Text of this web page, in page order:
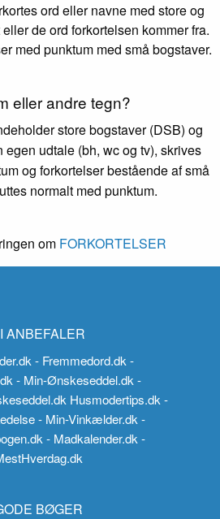
ord eller navne med store og
de ord forkortelsen kommer fra.
med punktum med små bogstaver.
eller andre tegn?
store bogstaver (DSB) og
egen udtale (bh, wc og tv), skrives
og forkortelser bestående af små
normalt med punktum.
om FORKORTELSER
ANBEFALER
- Fremmedord.dk-
- Min-Ønskeseddel.dk -
Husmodertips.dk-
- Min-Vinkælder.dk-
- Madkalender.dk -
BØGER